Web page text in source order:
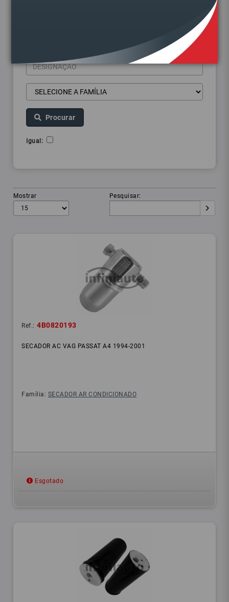
Procurar
Igual:
Mostrar Pesquisar:
Ref.: 4B0820193
SECADOR AC VAG PASSAT A4 1994-2001
Família: SECADOR AR CONDICIONADO
Esgotado